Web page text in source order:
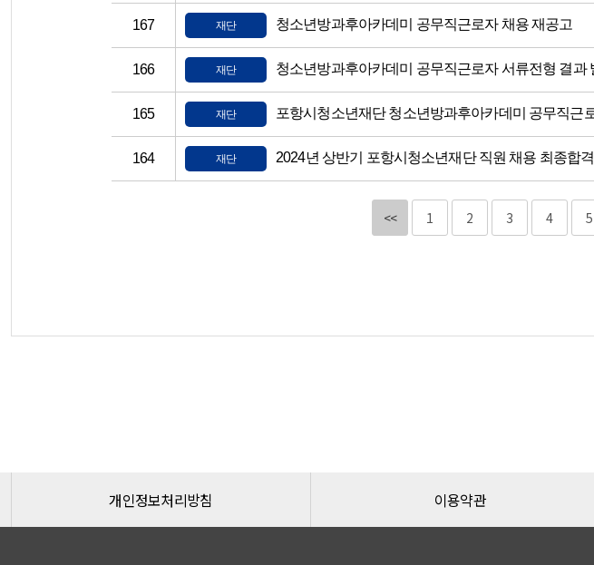
167 재단 청소년방과후아카데미 공무직근로자 채용 재공고
166 재단 청소년방과후아카데미 공무직근로자 서류전형 결과
165 재단 포항시청소년재단 청소년방과후아카데미 공무직근
164 재단 2024년 상반기 포항시청소년재단 직원 채용 최종합
<< 1 2 3 4 5
개인정보처리방침 이용약관